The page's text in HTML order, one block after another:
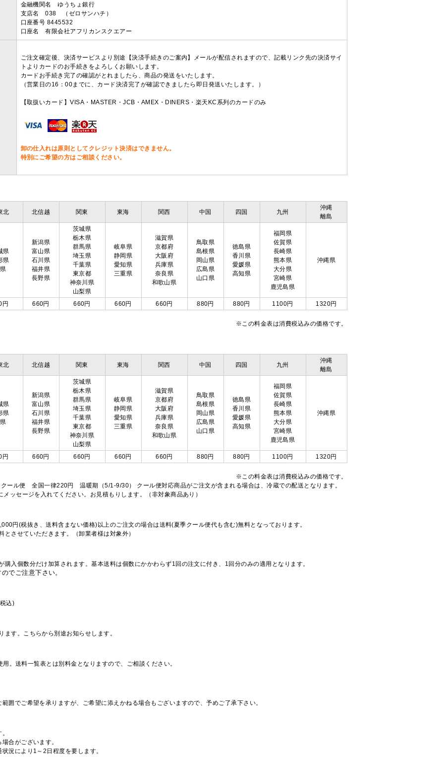
金融機関名 ゆうちょ銀行
支店名 038 （ゼロサンハチ）
口座番号 8445532
口座名 有限会社アフリカンスクエアー
ご注文確定後、決済サービスより別途【決済手続きのご案内】メールが配信されますので、記載リンク先の決済サイ
トよりカードのお手続きをよろしくお願いします。
カードお手続き完了の確認がとれましたら、商品の発送をいたします。
（営業日の16：00までに、カード決済完了が確認できましたら即日発送いたします。）
【取扱いカード】VISA・MASTER・JCB・AMEX・DINERS・楽天KC系列のカードのみ
卸の仕入れは原則としてクレジット決済はできません。
特別にご希望の方はご相談ください。
北 北信越 関東 東海 関西 中国 四国 九州
沖縄
離島
県
県
県
新潟県
富山県
石川県
福井県
長野県
茨城県
栃木県
群馬県
埼玉県
千葉県
東京都
神奈川県
山梨県
岐阜県
静岡県
愛知県
三重県
滋賀県
京都府
大阪府
兵庫県
奈良県
和歌山県
鳥取県
島根県
岡山県
広島県
山口県
徳島県
香川県
愛媛県
高知県
福岡県
佐賀県
長崎県
熊本県
大分県
宮崎県
鹿児島県
沖縄県
円 660円 660円 660円 660円 880円 880円 1100円 1320円
※この料金表は消費税込みの価格です。
北 北信越 関東 東海 関西 中国 四国 九州
沖縄
離島
県
県
県
新潟県
富山県
石川県
福井県
長野県
茨城県
栃木県
群馬県
埼玉県
千葉県
東京都
神奈川県
山梨県
岐阜県
静岡県
愛知県
三重県
滋賀県
京都府
大阪府
兵庫県
奈良県
和歌山県
鳥取県
島根県
岡山県
広島県
山口県
徳島県
香川県
愛媛県
高知県
福岡県
佐賀県
長崎県
熊本県
大分県
宮崎県
鹿児島県
沖縄県
円 660円 660円 660円 660円 880円 880円 1100円 1320円
※この料金表は消費税込みの価格です。
ール便 全国一律220円 温暖期（5/1-9/30） クール便対応商品がご注文が含まれる場合は、冷蔵での配送となります。
ッセージを入れてください。お見積もりします。（非対象商品あり）
円(税抜き、送料含まない価格)以上のご注文の場合は送料(夏季クール便代も含む)無料となっております。
させていただきます。（卸業者様は対象外）
入個数分だけ加算されます。基本送料は個数にかかわらず1回の注文に付き、1回分のみの適用となります。
でご注意下さい。
込)
す。こちらから別途お知らせします。
。送料一覧表とは別料金となりますので、ご相談ください。
囲でご希望を承りますが、ご希望に添えかねる場合もございますので、予めご了承下さい。
合がございます。
況により1～2日程度を要します。